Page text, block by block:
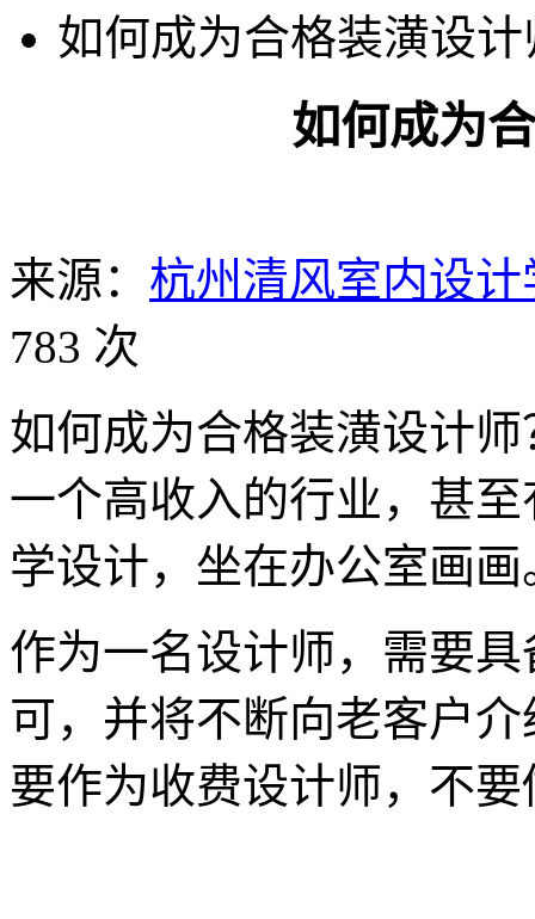
如何成为合格装潢设计
如何成为
来源： 杭州清风室内设计
783 次
如何成为合格装潢设计
一个高收入的行业，甚
学设计，坐在办公室画
作为一名设计师，需要
可，并将不断向老客户
要作为收费设计师，不